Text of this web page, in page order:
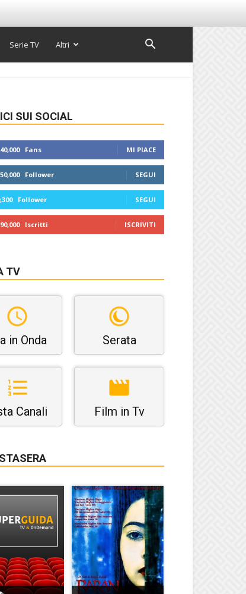
Serie TV Altri
SUI SOCIAL
Fans MI PIACE
Follower SEGUI
Follower SEGUI
Iscritti ISCRIVITI
TV
in Onda Serata
Canali Film in Tv